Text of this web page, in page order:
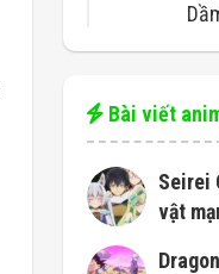
Bài viết
Seirei
vật